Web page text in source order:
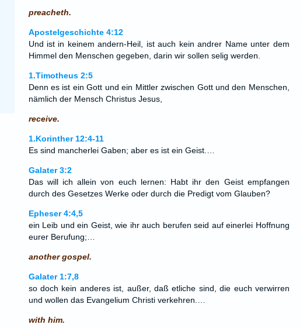
preacheth.
Apostelgeschichte 4:12
Und ist in keinem andern-Heil, ist auch kein andrer Name unter dem
Himmel den Menschen gegeben, darin wir sollen selig werden.
1.Timotheus 2:5
Denn es ist ein Gott und ein Mittler zwischen Gott und den Menschen,
nämlich der Mensch Christus Jesus,
receive.
1.Korinther 12:4-11
Es sind mancherlei Gaben; aber es ist ein Geist.…
Galater 3:2
Das will ich allein von euch lernen: Habt ihr den Geist empfangen
durch des Gesetzes Werke oder durch die Predigt vom Glauben?
Epheser 4:4,5
ein Leib und ein Geist, wie ihr auch berufen seid auf einerlei Hoffnung
eurer Berufung;…
another gospel.
Galater 1:7,8
so doch kein anderes ist, außer, daß etliche sind, die euch verwirren
und wollen das Evangelium Christi verkehren.…
with him.